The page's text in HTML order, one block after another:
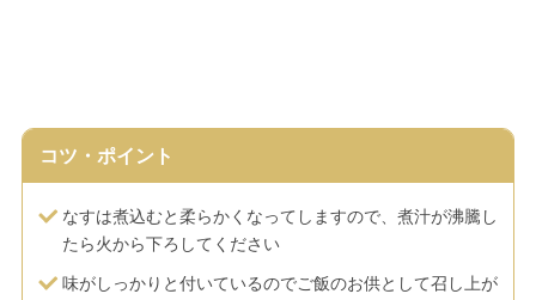
コツ・ポイント
なすは煮込むと柔らかくなってしますので、煮汁が沸騰し
たら火から下ろしてください
味がしっかりと付いているのでご飯のお供として召し上が